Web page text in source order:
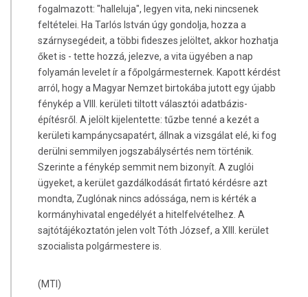
fogalmazott: "halleluja", legyen vita, neki nincsenek
feltételei. Ha Tarlós István úgy gondolja, hozza a
szárnysegédeit, a többi fideszes jelöltet, akkor hozhatja
őket is - tette hozzá, jelezve, a vita ügyében a nap
folyamán levelet ír a főpolgármesternek. Kapott kérdést
arról, hogy a Magyar Nemzet birtokába jutott egy újabb
fénykép a VIII. kerületi tiltott választói adatbázis-
építésről. A jelölt kijelentette: tűzbe tenné a kezét a
kerületi kampánycsapatért, állnak a vizsgálat elé, ki fog
derülni semmilyen jogszabálysértés nem történik.
Szerinte a fénykép semmit nem bizonyít. A zuglói
ügyeket, a kerület gazdálkodását firtató kérdésre azt
mondta, Zuglónak nincs adóssága, nem is kérték a
kormányhivatal engedélyét a hitelfelvételhez. A
sajtótájékoztatón jelen volt Tóth József, a XIII. kerület
szocialista polgármestere is.
(MTI)